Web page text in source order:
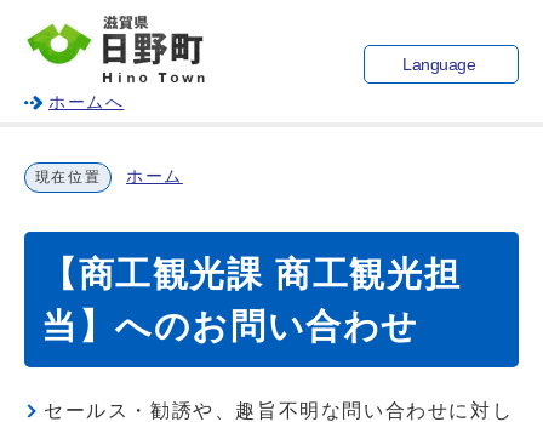
ホームへ
Language
現在位置 ホーム
【商工観光課 商工観光担
当】へのお問い合わせ
セールス・勧誘や、趣旨不明な問い合わせに対し